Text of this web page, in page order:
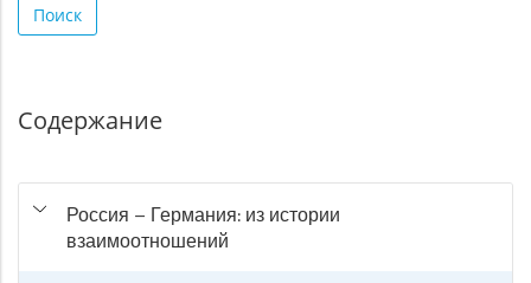
строку
для
Поиск
Содержание
Россия – Германия: из истории
взаимоотношений